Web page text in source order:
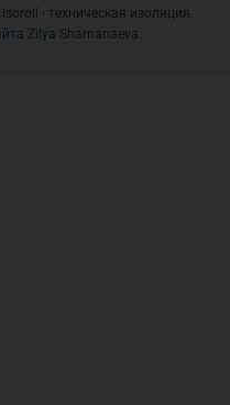
- техническая изоляция.
Zilya Shamanaeva.